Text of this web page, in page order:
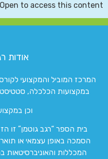
Open to access this content
אודות
במקצועות הכלכלה,
וכן
בית הספר “רגב גוטמן” זו
הסמכה באופן עצמאי או
המכללות והאוניברסיטאות